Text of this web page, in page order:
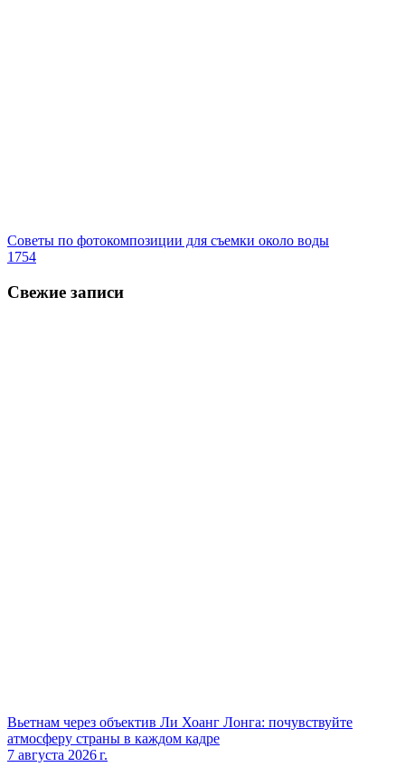
Советы по фотокомпозиции для съемки около воды
1754
Свежие записи
Вьетнам через объектив Ли Хоанг Лонга: почувствуйте
атмосферу страны в каждом кадре
7 августа 2026 г.